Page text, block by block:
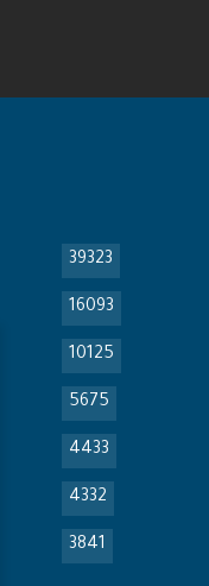
39323
16093
10125
5675
4433
4332
3841